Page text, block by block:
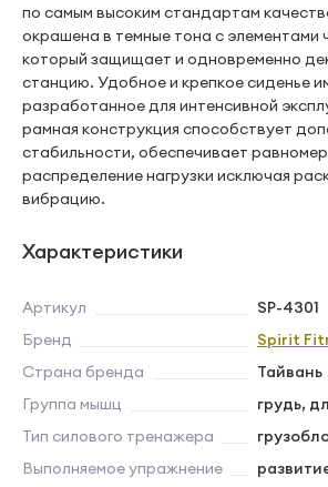
по самым высоким стандартам
окрашена в темные тона с элементами
который защищает и одновременно
станцию. Удобное и крепкое сиденье
разработанное для интенсивной
рамная конструкция способствует
стабильности, обеспечивает
распределение нагрузки исключая
вибрацию.
Характеристики
Артикул
SP-4301
Бренд
Spirit
Страна бренда
Тайвань
Группа мышц
грудь,
Тип силового тренажера
Выполняемое упражнение